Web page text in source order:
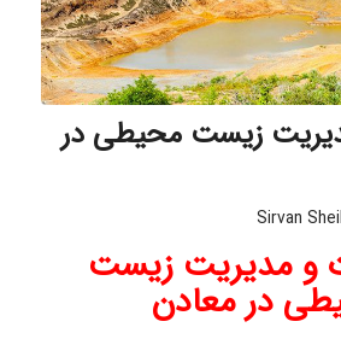
زیست محیطی در
Sirvan
و مدیریت زیست
در معادن